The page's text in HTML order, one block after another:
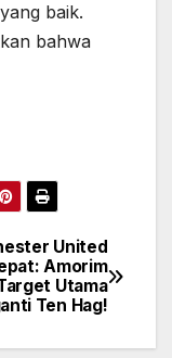
baik.
bahwa
United
Amorim
Utama
Ten Hag!